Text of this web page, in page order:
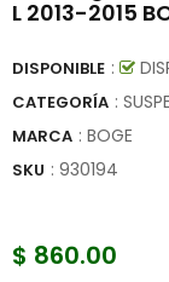
L 2013-2015
DISPONIBLE :
CATEGORÍA :
MARCA : BOGE
SKU : 930194
$ 860.00